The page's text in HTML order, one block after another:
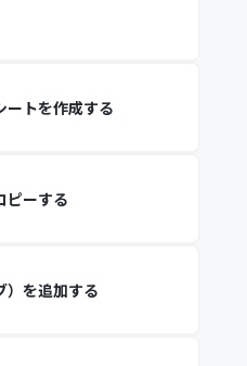
ートを作成する
ピーする
）を追加する